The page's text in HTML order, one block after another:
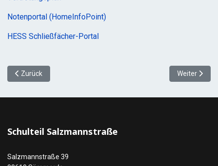
Notenportal (HomeInfoPoint)
HESS Schließfächer-Portal
Vorheriger Beitrag: Hausordnung ASG
Zurück Nächster
Weiter
Schulteil Salzmannstraße
Salzmannstraße 39